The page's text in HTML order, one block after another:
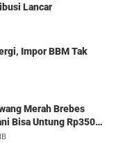
Lancar
Impor BBM Tak
Merah Brebes
Bisa Untung Rp350